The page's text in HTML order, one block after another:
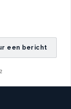
een bericht